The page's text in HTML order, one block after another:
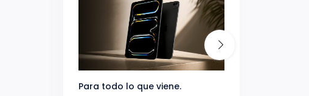
Para todo lo que viene.